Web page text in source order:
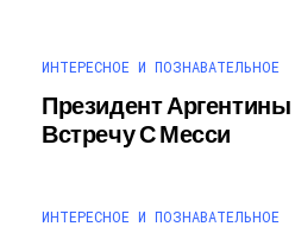
ИНТЕРЕСНОЕ И ПОЗНАВАТЕЛЬНОЕ
Президент
Встречу С Месси
ИНТЕРЕСНОЕ И ПОЗНАВАТЕЛЬНОЕ